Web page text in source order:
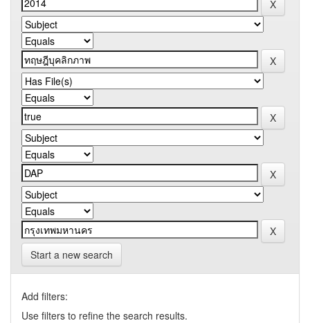
Start a new search
Add filters:
Use filters to refine the search results.